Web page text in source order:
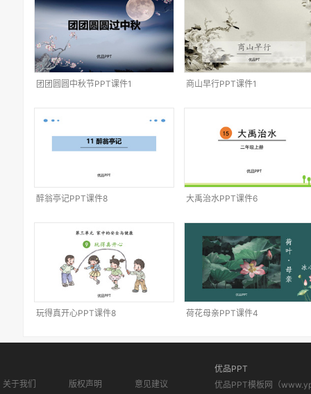
团团圆圆中秋节PPT课件1 商山早行PPT课件1
醉翁亭记PPT课件8 大禹治水PPT课件6
玩得真开心PPT课件8 荷花母亲PPT课件4
关于我们 版权声明 意见建议
优品PPT
优品PPT模板网（